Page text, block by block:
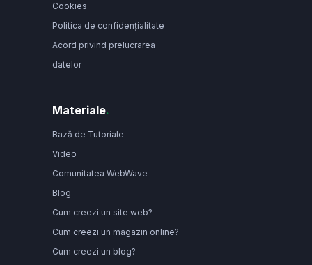
Cookies
Politica de confidențialitate
Acord privind prelucrarea
datelor
Materiale.
Bază de Tutoriale
Video
Comunitatea WebWave
Blog
Cum creezi un site web?
Cum creezi un magazin online?
Cum creezi un blog?